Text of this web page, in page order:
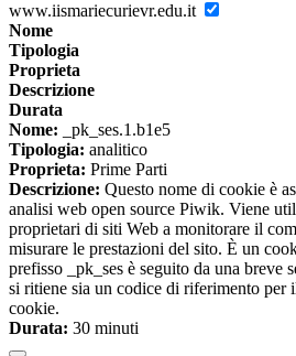
www.iismariecurievr.edu.it
Nome
Tipologia
Proprieta
Descrizione
Durata
Nome: _pk_ses.1.b1e5
Tipologia: analitico
Proprieta: Prime Parti
Descrizione: Questo nome di cookie è
analisi web open source Piwik. Viene
proprietari di siti Web a monitorare il
misurare le prestazioni del sito. È un
prefisso _pk_ses è seguito da una breve
si ritiene sia un codice di riferimento per
cookie.
Durata: 30 minuti